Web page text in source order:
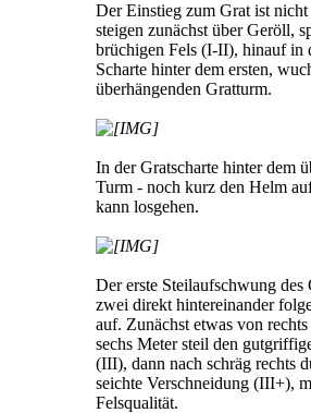
Der Einstieg zum Grat ist
steigen zunächst über Geröll,
brüchigen Fels (I-II), hinauf in
Scharte hinter dem ersten,
überhängenden Gratturm.
In der Gratscharte hinter dem
Turm - noch kurz den Helm
kann losgehen.
Der erste Steilaufschwung des
zwei direkt hintereinander
auf. Zunächst etwas von
sechs Meter steil den
(III), dann nach schräg rechts
seichte Verschneidung (III+),
Felsqualität.